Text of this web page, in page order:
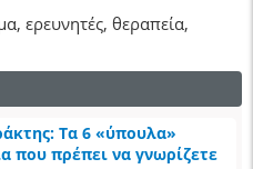
ερευνητές, θεραπεία,
Τα 6 «ύπουλα»
που πρέπει να γνωρίζετε